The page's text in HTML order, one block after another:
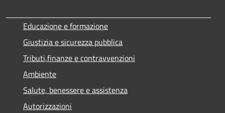
Educazione e formazione
Giustizia e sicurezza pubblica
Tributi,finanze e contravvenzioni
Ambiente
Salute, benessere e assistenza
Autorizzazioni